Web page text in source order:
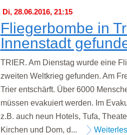
Di, 28.06.2016, 21:15
Fliegerbombe in
Innenstadt
TRIER. Am Dienstag wurde eine
zweiten Weltkrieg gefunden. Am
Trier entschärft. Über 6000
müssen evakuiert werden. Im
z.B. auch neun Hotels, Tufa,
Kirchen und Dom, d...